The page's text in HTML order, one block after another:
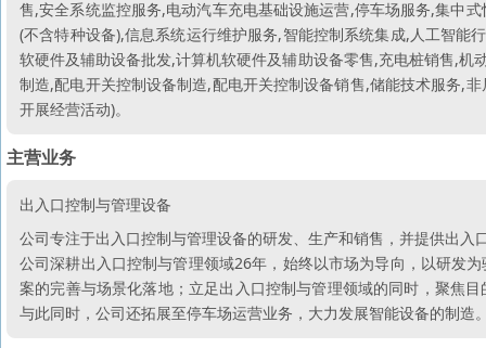
售,安全系统监控服务,电动汽车充电基础设施运营,停车场服务,集中
(不含特种设备),信息系统运行维护服务,智能控制系统集成,人工智
软硬件及辅助设备批发,计算机软硬件及辅助设备零售,充电桩销售,
制造,配电开关控制设备制造,配电开关控制设备销售,储能技术服务,
开展经营活动)。
主营业务
出入口控制与管理设备
公司专注于出入口控制与管理设备的研发、生产和销售，并提供出
公司深耕出入口控制与管理领域26年，始终以市场为导向，以研发
案的完善与场景化落地；立足出入口控制与管理领域的同时，聚焦
与此同时，公司还拓展至停车场运营业务，大力发展智能设备的制造